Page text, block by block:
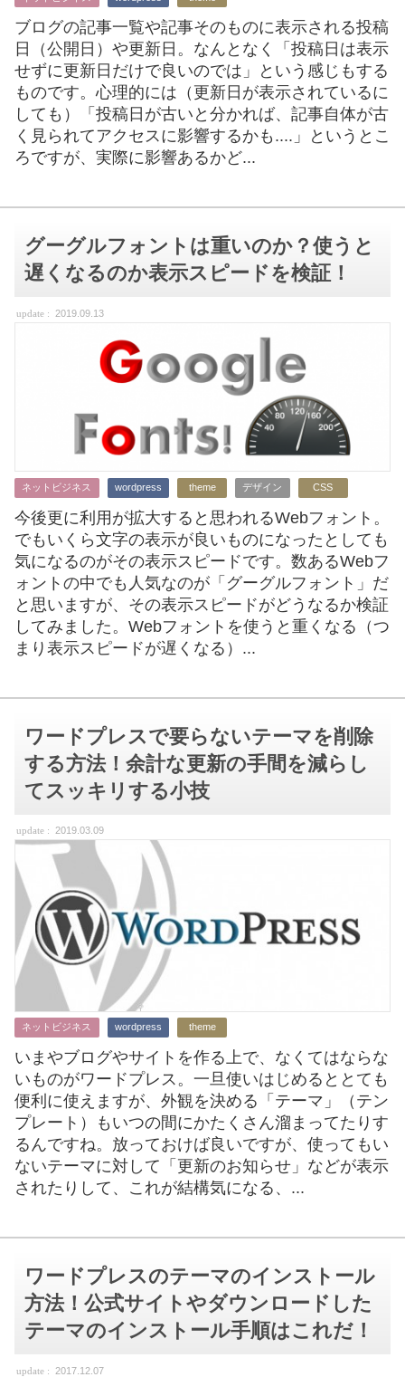
ブログの記事一覧や記事そのものに表示される投稿
日（公開日）や更新日。なんとなく「投稿日は表示
せずに更新日だけで良いのでは」という感じもする
ものです。心理的には（更新日が表示されているに
しても）「投稿日が古いと分かれば、記事自体が古
く見られてアクセスに影響するかも....」というとこ
ろですが、実際に影響あるかど...
グーグルフォントは重いのか？使うと
遅くなるのか表示スピードを検証！
2019.09.13
ネットビジネス wordpress theme デザイン CSS
今後更に利用が拡大すると思われるWebフォント。
でもいくら文字の表示が良いものになったとしても
気になるのがその表示スピードです。数あるWebフ
ォントの中でも人気なのが「グーグルフォント」だ
と思いますが、その表示スピードがどうなるか検証
してみました。Webフォントを使うと重くなる（つ
まり表示スピードが遅くなる）...
ワードプレスで要らないテーマを削除
する方法！余計な更新の手間を減らし
てスッキリする小技
2019.03.09
ネットビジネス wordpress theme
いまやブログやサイトを作る上で、なくてはならな
いものがワードプレス。一旦使いはじめるととても
便利に使えますが、外観を決める「テーマ」（テン
プレート）もいつの間にかたくさん溜まってたりす
るんですね。放っておけば良いですが、使ってもい
ないテーマに対して「更新のお知らせ」などが表示
されたりして、これが結構気になる、...
ワードプレスのテーマのインストール
方法！公式サイトやダウンロードした
テーマのインストール手順はこれだ！
2017.12.07